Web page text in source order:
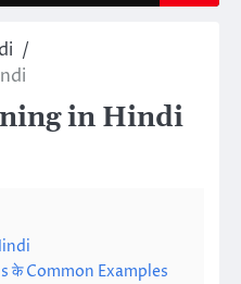
in Hindi
के Common Examples